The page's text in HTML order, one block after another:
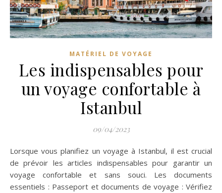
MATÉRIEL DE VOYAGE
Les indispensables pour
un voyage confortable à
Istanbul
09/04/2023
Lorsque vous planifiez un voyage à Istanbul, il est crucial
de prévoir les articles indispensables pour garantir un
voyage confortable et sans souci. Les documents
essentiels : Passeport et documents de voyage : Vérifiez